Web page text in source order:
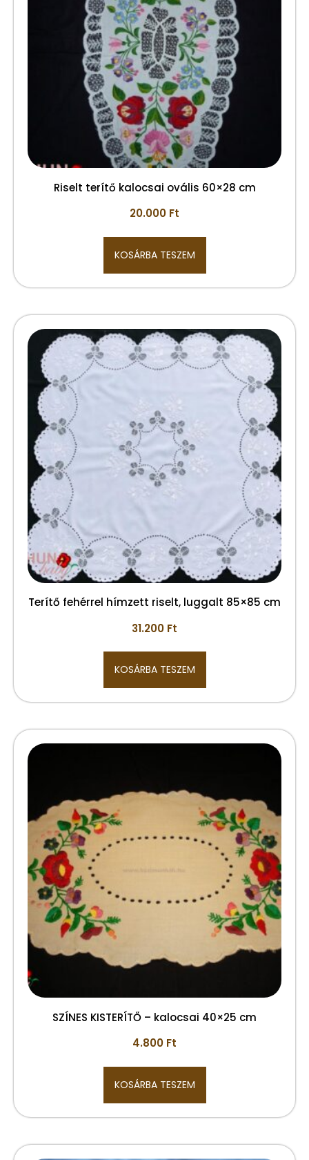
Riselt terítő kalocsai ovális 60×28 cm
20.000 Ft
KOSÁRBA TESZEM
Terítő fehérrel hímzett riselt, luggalt 85×85 cm
31.200 Ft
KOSÁRBA TESZEM
SZÍNES KISTERÍTŐ – kalocsai 40×25 cm
4.800 Ft
KOSÁRBA TESZEM